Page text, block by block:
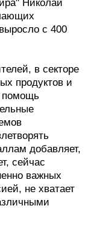
Николай
с 400
в секторе
продуктов и
помощь
добавляет,
сейчас
важных
не хватает